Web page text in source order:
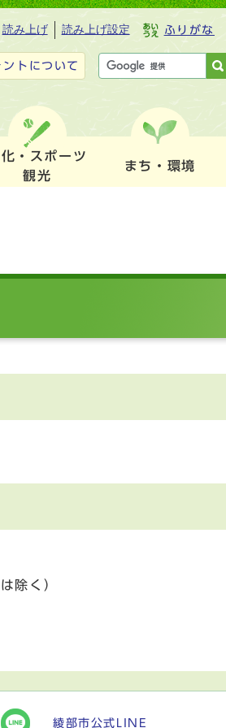
読み上げ 読み上げ設定 ふりがな
トについて
・スポーツ
観光
まち・環境
除く）
綾部市公式LINE